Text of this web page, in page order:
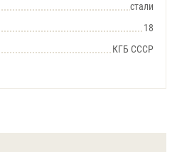
стали
18
КГБ СССР